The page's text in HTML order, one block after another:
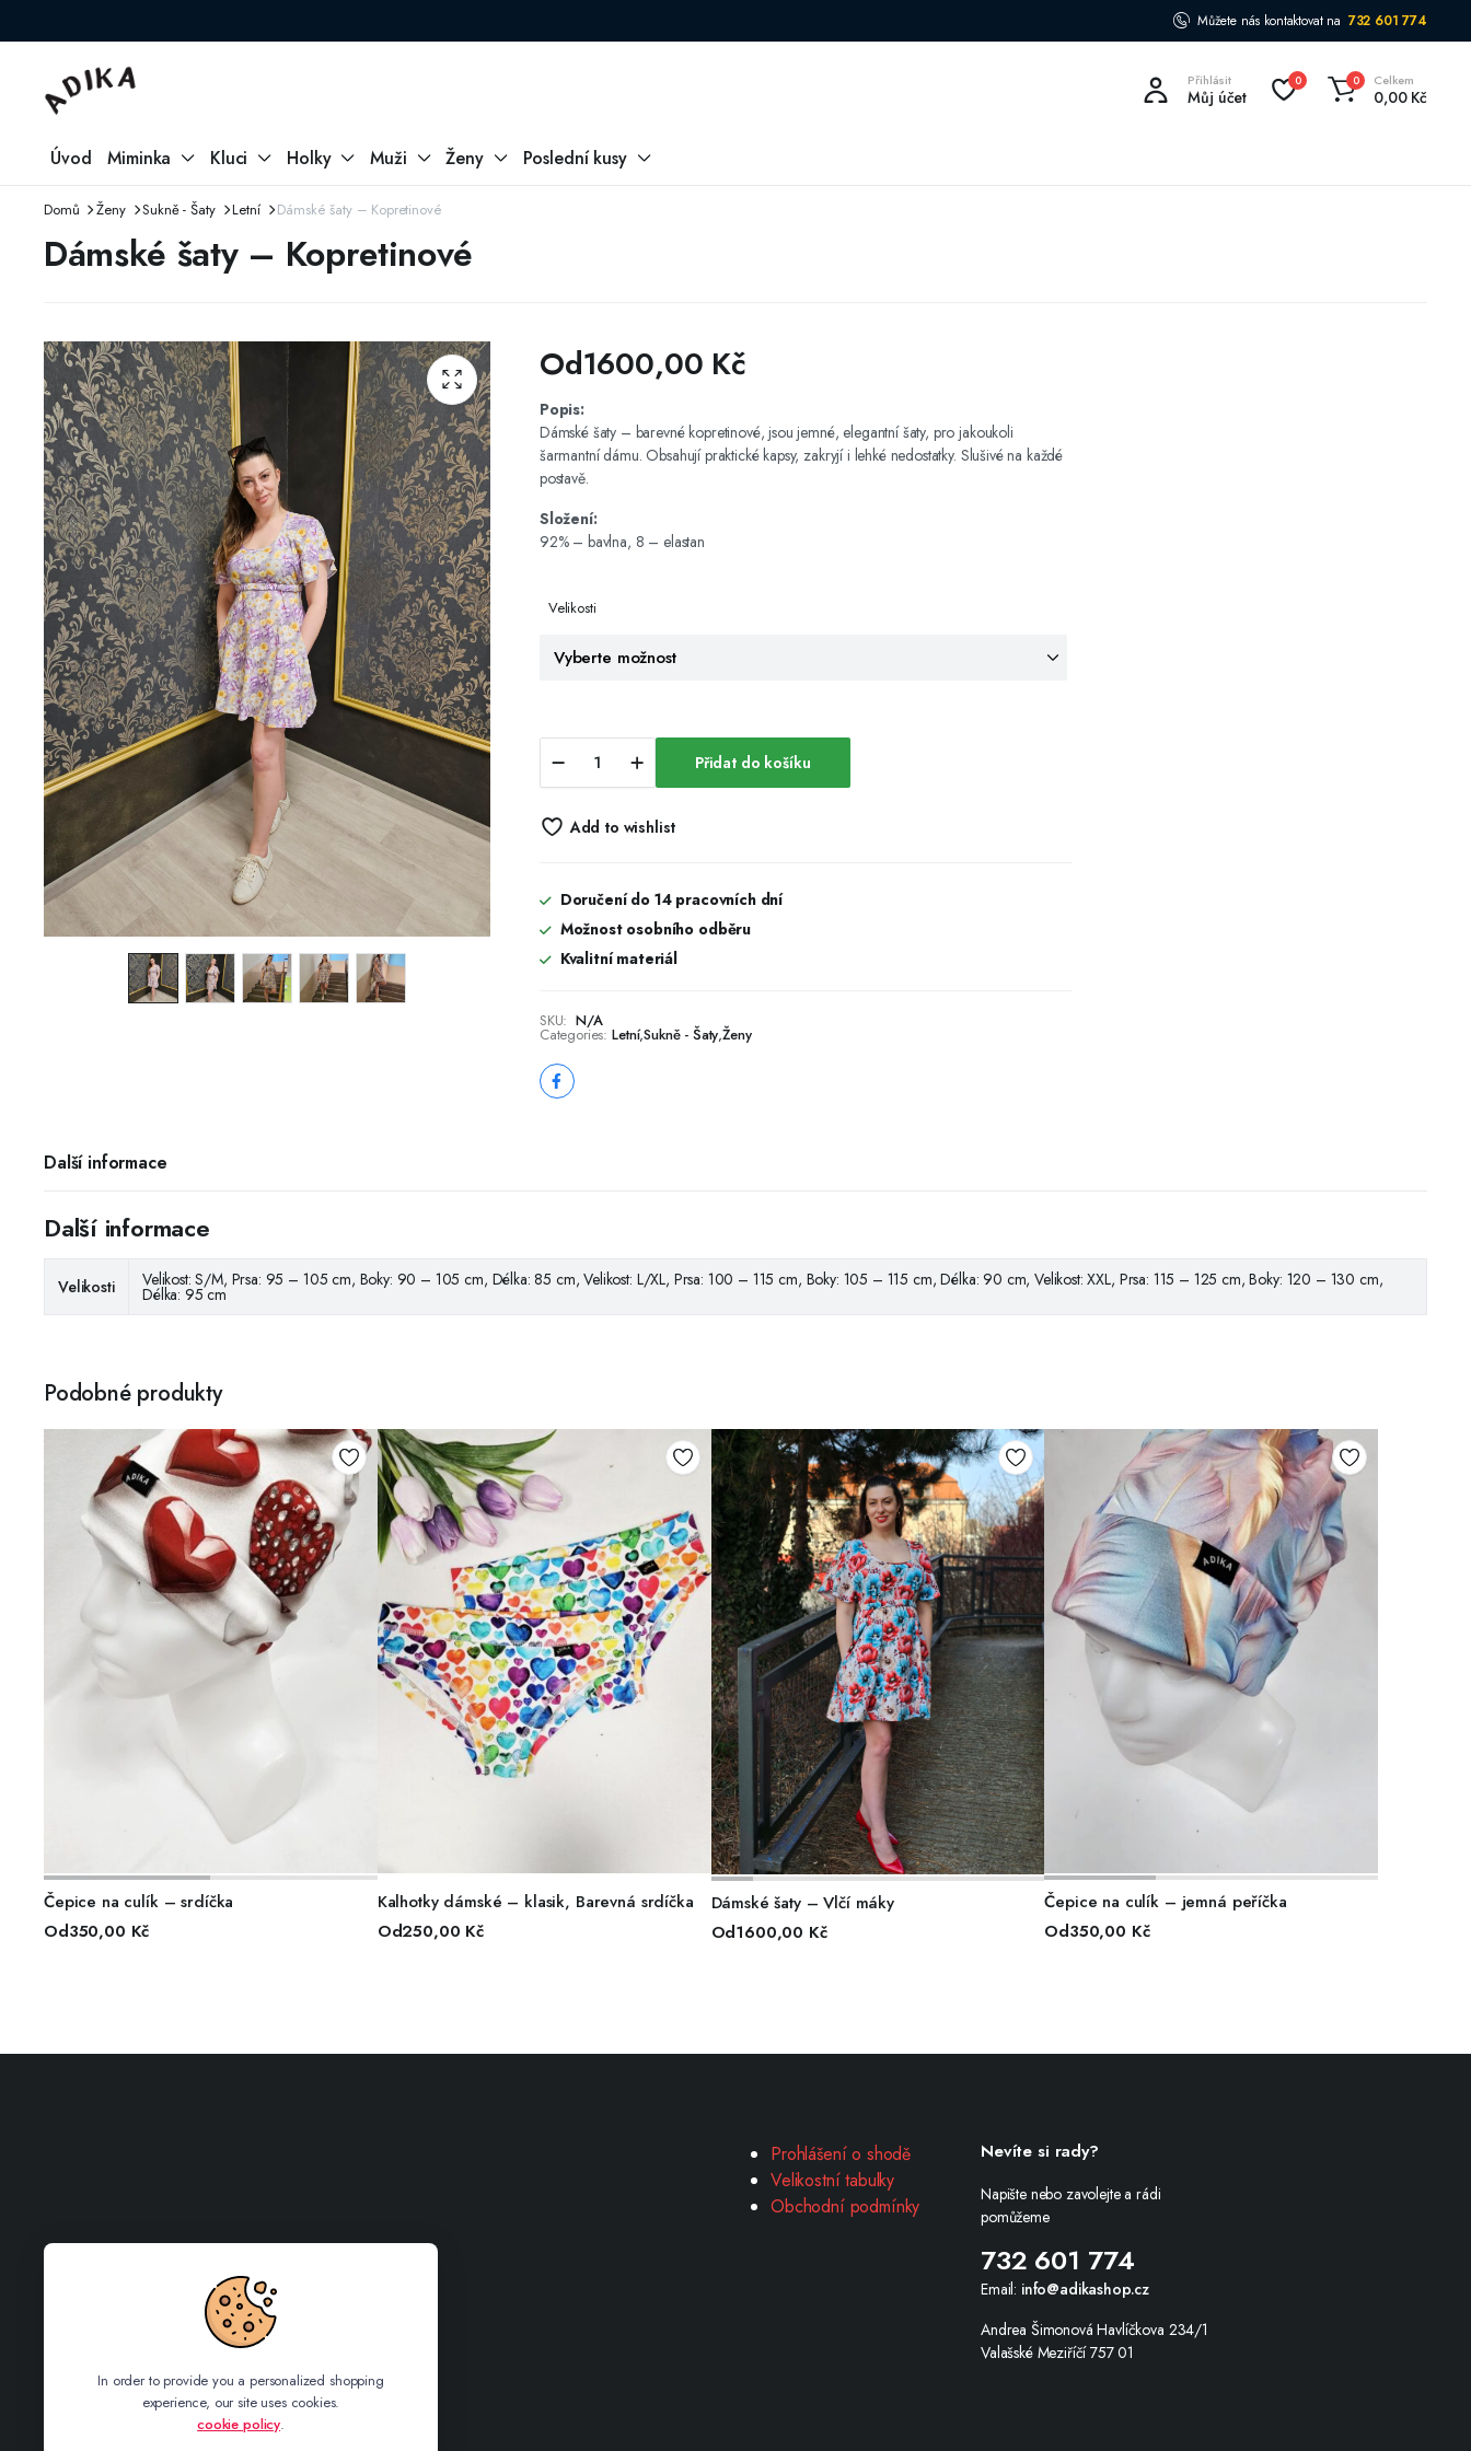
Můžete nás kontaktovat na 732 601 774
Přihlásit
Můj účet
0 0 Celkem
0,00 Kč
Úvod Miminka Kluci Holky Muži Ženy Poslední kusy
Domů Ženy Sukně - Šaty Letní Dámské šaty – Kopretinové
Dámské šaty – Kopretinové
Od1600,00 Kč
Popis:
Dámské šaty – barevné kopretinové, jsou jemné, elegantní šaty, pro jakoukoli
šarmantní dámu. Obsahují praktické kapsy, zakryjí i lehké nedostatky. Slušivé na každé
postavě.
Složení:
92% – bavlna, 8 – elastan
Velikosti
-
quantity
Přidat do košíku
Add to wishlist
Doručení do 14 pracovních dní
Možnost osobního odběru
Kvalitní materiál
SKU: N/A
Categories: Letní,Sukně - Šaty,Ženy
Další informace
Další informace
Velikosti Velikost: S/M, Prsa: 95 – 105 cm, Boky: 90 – 105 cm, Délka: 85 cm, Velikost: L/XL, Prsa: 100 – 115 cm, Boky: 105 – 115 cm, Délka: 90 cm, Velikost: XXL, Prsa: 115 – 125 cm, Boky: 120 – 130 cm,
Délka: 95 cm
Podobné produkty
VÝBĚR MOŽNOSTÍ
Čepice na culík – srdíčka
Od350,00 Kč
VÝBĚR MOŽNOSTÍ
Kalhotky dámské – klasik, Barevná srdíčka
Od250,00 Kč
VÝBĚR MOŽNOSTÍ
Dámské šaty – Vlčí máky
Od1600,00 Kč
VÝBĚR MOŽNOSTÍ
Čepice na culík – jemná peříčka
Od350,00 Kč
Prohlášení o shodě
Velikostní tabulky
Obchodní podmínky
Nevíte si rady?
Napište nebo zavolejte a rádi
pomůžeme
732 601 774
Email: info@adikashop.cz
Andrea Šimonová Havlíčkova 234/1
Valašské Meziříčí 757 01
In order to provide you a personalized shopping
experience, our site uses cookies.
cookie policy.